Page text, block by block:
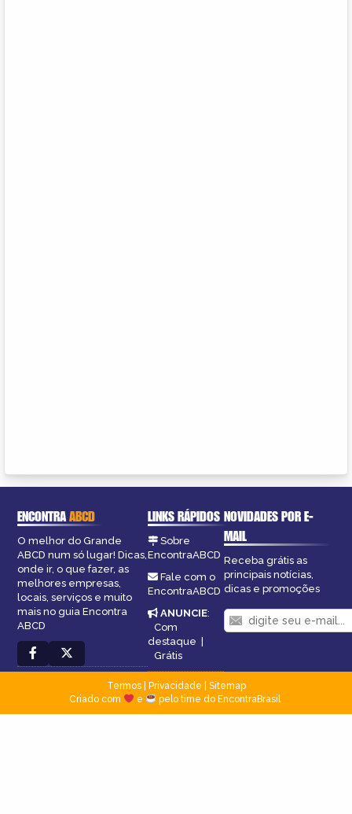
ENCONTRAABCD
O melhor do Grande
ABCD num só lugar! Dicas,
onde ir, o que fazer, as
melhores empresas,
locais, serviços e muito
mais no guia Encontra
ABCD
LINKS RÁPIDOS
Sobre
EncontraABCD
Fale com o
EncontraABCD
ANUNCIE:
Com
destaque
Grátis
NOVIDADES POR E-
MAIL
Receba grátis as
principais notícias,
dicas e promoções
Termos| Privacidade
Sitemap
Criado com
e pelo time do EncontraBrasil